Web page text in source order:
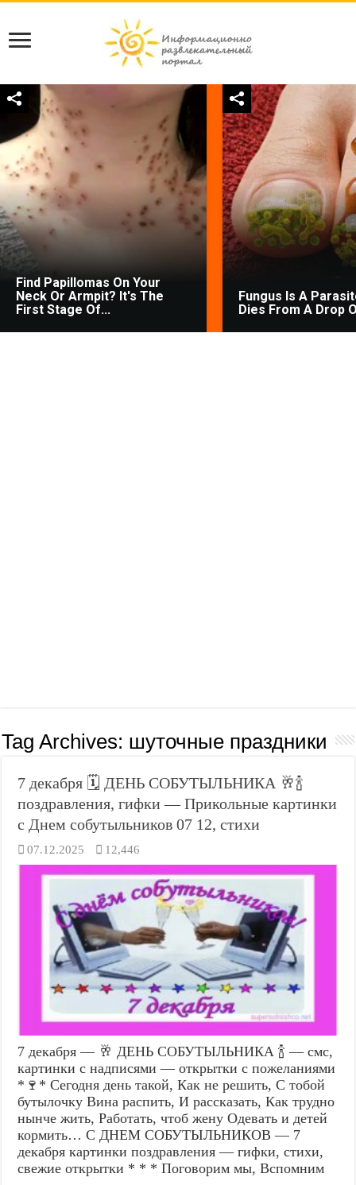
Find Papillomas On Your
Neck Or Armpit? It's The
First Stage Of...
Fungus Is A
Dies From A Drop
Tag Archives: шуточные праздники
7 декабря 🗓️ ДЕНЬ СОБУТЫЛЬНИКА 🥂🍾
поздравления, гифки — Прикольные картинки
с Днем собутыльников 07 12, стихи
07.12.2025 12,446
7 декабря — 🥂 ДЕНЬ СОБУТЫЛЬНИКА 🍾 — смс,
картинки с надписями — открытки с пожеланиями
*🍷* Сегодня день такой, Как не решить, С тобой
бутылочку Вина распить, И рассказать, Как трудно
нынче жить, Работать, чтоб жену Одевать и детей
кормить… С ДНЕМ СОБУТЫЛЬНИКОВ — 7
декабря картинки поздравления — гифки, стихи,
свежие открытки * * * Поговорим мы, Вспомним